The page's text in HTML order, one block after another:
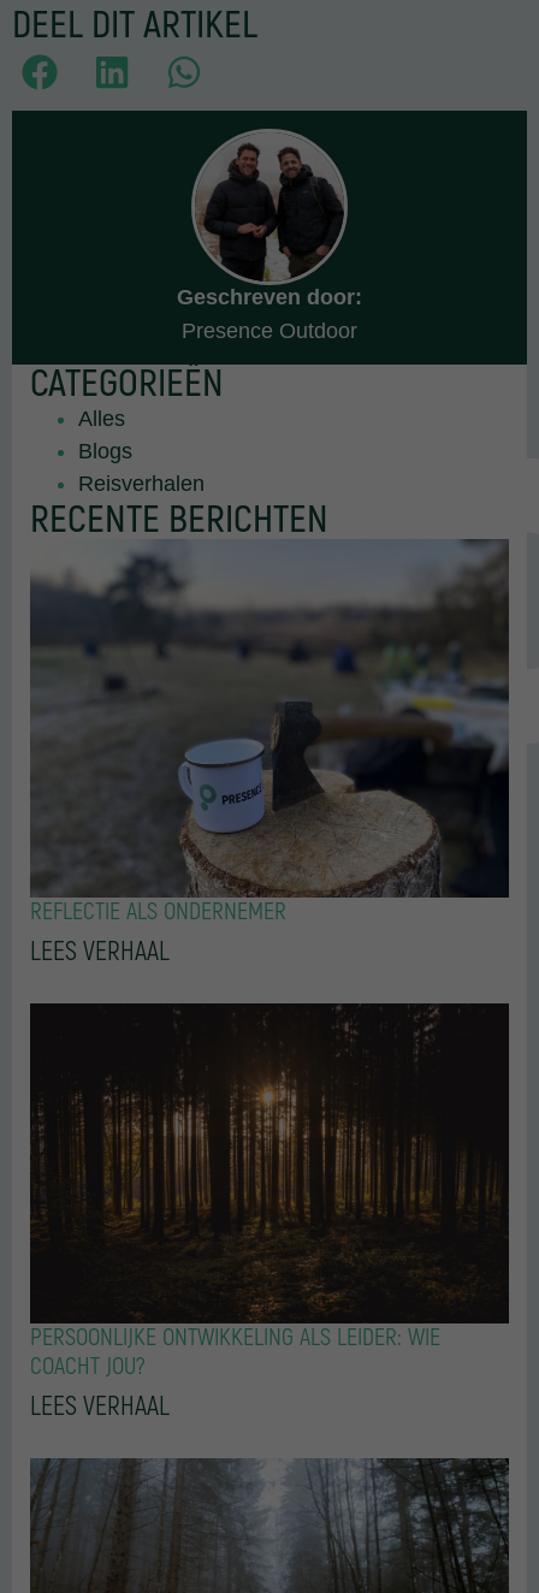
DEEL DIT ARTIKEL
Geschreven door:
Presence Outdoor
CATEGORIEËN
Alles
Blogs
Reisverhalen
RECENTE BERICHTEN
REFLECTIE ALS ONDERNEMER
LEES VERHAAL
PERSOONLIJKE ONTWIKKELING ALS LEIDER: WIE
COACHT JOU?
LEES VERHAAL